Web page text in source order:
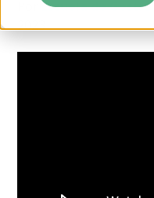
PorEscuela de
2023